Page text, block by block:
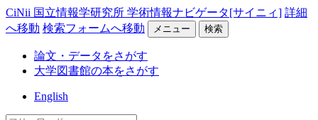
CiNii 国立情報学研究所 学術情報ナビゲータ[サイニィ] 詳細
へ移動 検索フォームへ移動 メニュー 検索
論文・データをさがす
大学図書館の本をさがす
English